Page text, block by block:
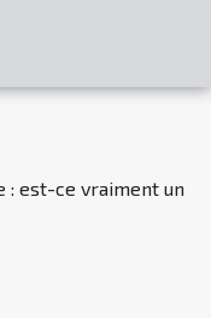
: est-ce vraiment un